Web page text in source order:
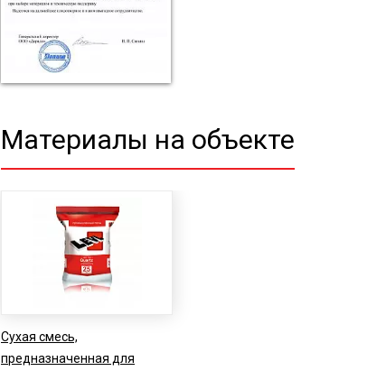
Материалы на объекте
Cухая смесь,
предназначенная для